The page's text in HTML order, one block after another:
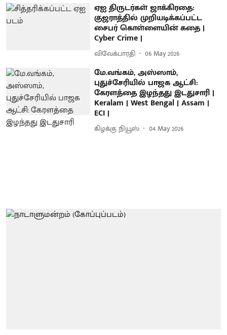
ஏஐ திருடர்கள் ஜாக்கிரதை:
குஜராத்தில் முறியடிக்கப்பட்ட
சைபர் கொள்ளையின் கதை |
Cyber Crime |
விவேக்பாரதி 06 May 2026
மே.வங்கம், அஸ்ஸாம்,
புதுச்சேரியில் பாஜக ஆட்சி:
கேரளத்தை இழந்தது இடதுசாரி |
Keralam | West Bengal | Assam |
ECI |
கிழக்கு நியூஸ் 04 May 2026